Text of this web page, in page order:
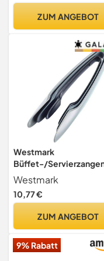
ZUM ANGEBOT
Westmark
Büffet-/
Set, 3-tlg., 3 Zangen in
unterschiedliche
Längen: 18,3 cm, 21 cm,
Anthrazit/Grau/
Westmark
10,77 €
ZUM ANGEBOT
9% Rabatt